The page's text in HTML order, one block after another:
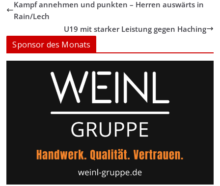
Kampf annehmen und punkten – Herren auswärts in
Rain/Lech
U19 mit starker Leistung gegen Haching
Sponsor des Monats